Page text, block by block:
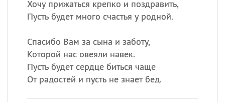
Хочу прижаться крепко и поздравить,
Пусть будет много счастья у родной.
Спасибо Вам за сына и заботу,
Которой нас овеяли навек.
Пусть будет сердце биться чаще
От радостей и пусть не знает бед.